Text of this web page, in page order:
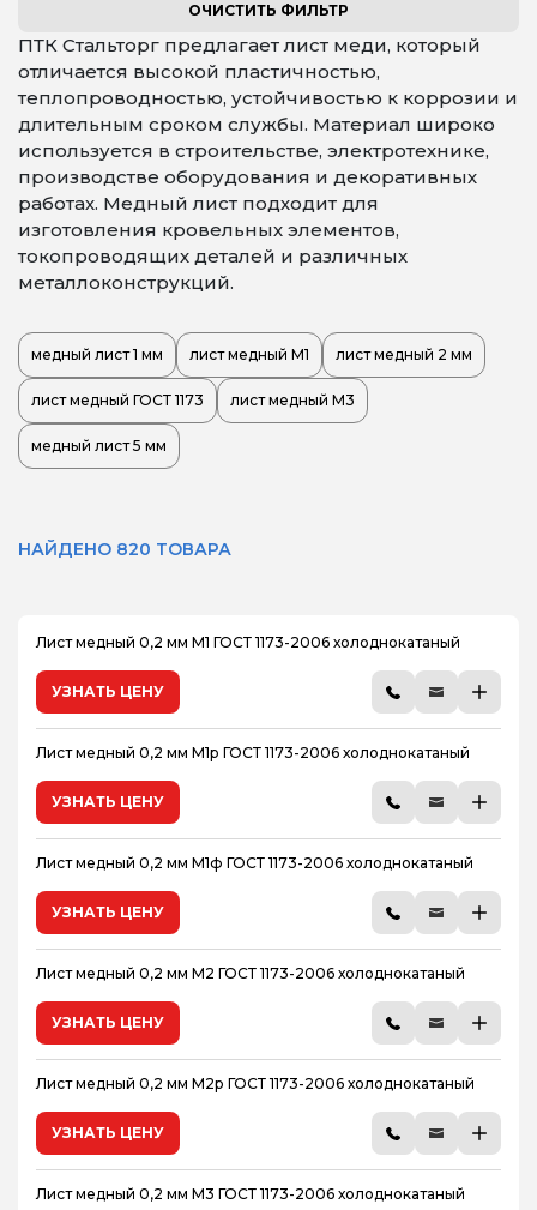
ОЧИСТИТЬ ФИЛЬТР
ПТК Стальторг предлагает лист меди, который
отличается высокой пластичностью,
теплопроводностью, устойчивостью к коррозии и
длительным сроком службы. Материал широко
используется в строительстве, электротехнике,
производстве оборудования и декоративных
работах. Медный лист подходит для
изготовления кровельных элементов,
токопроводящих деталей и различных
металлоконструкций.
медный лист 1 мм лист медный М1 лист медный 2 мм
лист медный ГОСТ 1173 лист медный М3
медный лист 5 мм
НАЙДЕНО 820 ТОВАРА
Лист медный 0,2 мм М1 ГОСТ 1173-2006 холоднокатаный
УЗНАТЬ ЦЕНУ
Лист медный 0,2 мм М1р ГОСТ 1173-2006 холоднокатаный
УЗНАТЬ ЦЕНУ
Лист медный 0,2 мм М1ф ГОСТ 1173-2006 холоднокатаный
УЗНАТЬ ЦЕНУ
Лист медный 0,2 мм М2 ГОСТ 1173-2006 холоднокатаный
УЗНАТЬ ЦЕНУ
Лист медный 0,2 мм М2р ГОСТ 1173-2006 холоднокатаный
УЗНАТЬ ЦЕНУ
Лист медный 0,2 мм М3 ГОСТ 1173-2006 холоднокатаный